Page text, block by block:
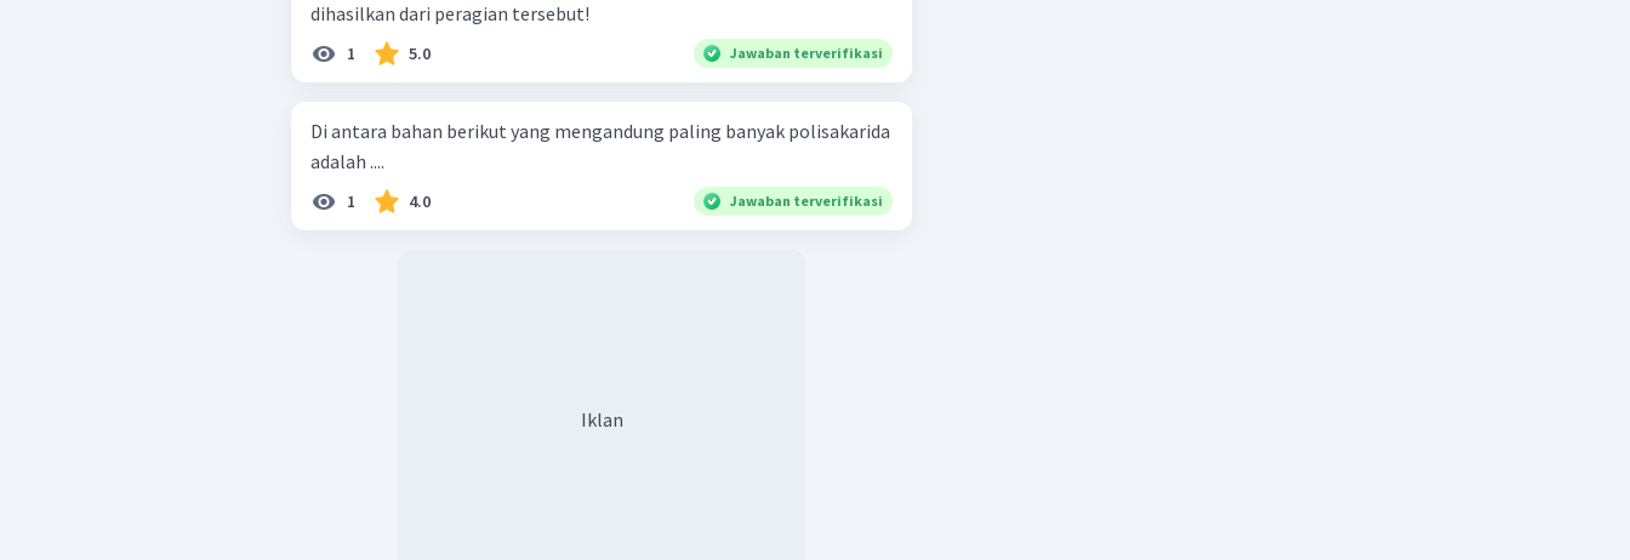
dihasilkan dari peragian tersebut!
1 5.0 Jawaban terverifikasi
Di antara bahan berikut yang mengandung paling banyak polisakarida
adalah ....
1 4.0 Jawaban terverifikasi
Iklan